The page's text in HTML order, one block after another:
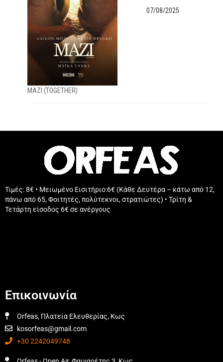
MAZI (TOGETHER)
07/08/2025
Τιμές: 8€ • Μειωμένο Εισιτήριο:6€ (Κάθε Δευτέρα – κάτω από 12,
πάνω από 65, Φοιτητές, πολύτεκνοι, στρατιώτες) • Τρίτη &
Τετάρτη είσοδος 6€ σε ανέργους
Επικοινωνία
Orfeas, Πλατεία Ελευθερίας, Κως
kosorfeas@gmail.com
+30 2242049748